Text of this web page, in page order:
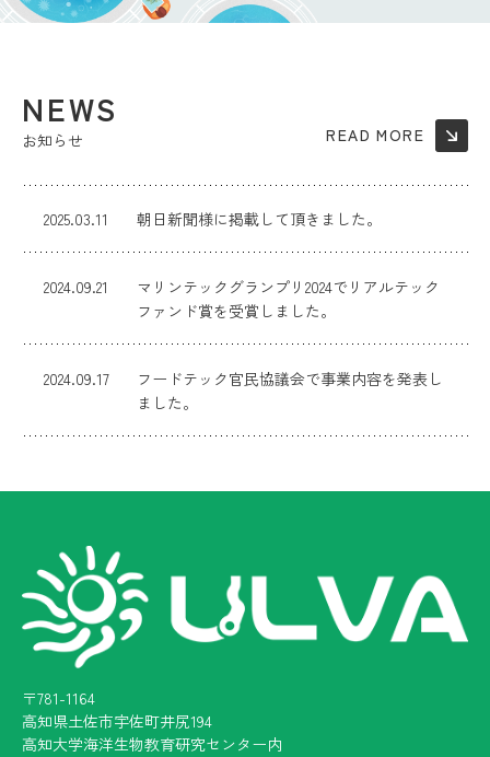
お知らせ READ MORE
2025.03.11 朝日新聞様に掲載して頂きました。
2024.09.21
マリンテックグランプリ2024でリアルテック
ファンド賞を受賞しました。
2024.09.17
フードテック官民協議会で事業内容を発表し
ました。
〒781-1164
高知県土佐市宇佐町井尻194
高知大学海洋生物教育研究センター内